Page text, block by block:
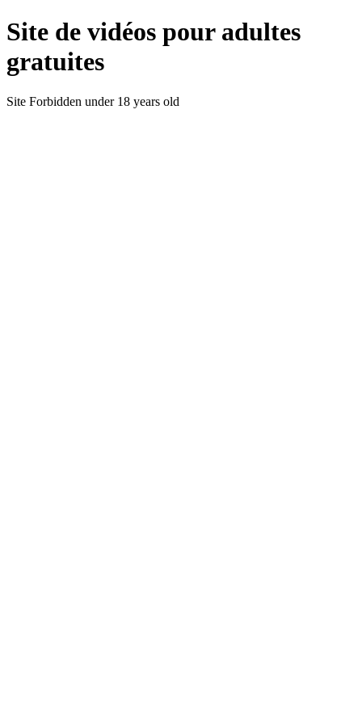
Site de vidéos pour adultes
gratuites
Site Forbidden under 18 years old